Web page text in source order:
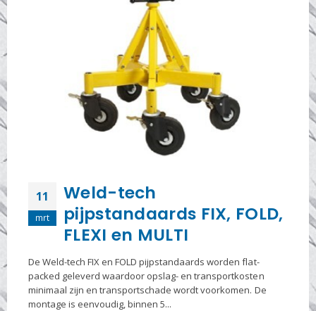
11
mrt
Weld-tech
pijpstandaards FIX, FOLD,
FLEXI en MULTI
De Weld-tech FIX en FOLD pijpstandaards worden flat-
packed geleverd waardoor opslag- en transportkosten
minimaal zijn en transportschade wordt voorkomen. De
montage is eenvoudig, binnen 5...